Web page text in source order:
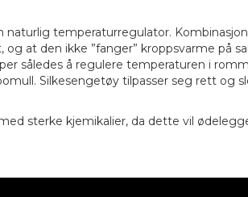
temperaturregulator.
at den ikke ”fanger” kroppsvarme på
således å regulere temperaturen i
Silkesengetøy tilpasser seg rett og
sterke kjemikalier, da dette vil